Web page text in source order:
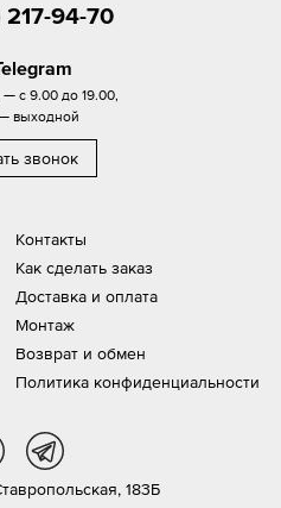
Контакты
Как сделать заказ
Доставка и оплата
Монтаж
Возврат и обмен
Политика конфиденциальности
217-94-70
с 9.00 до 19.00,
выходной
звонок
183Б